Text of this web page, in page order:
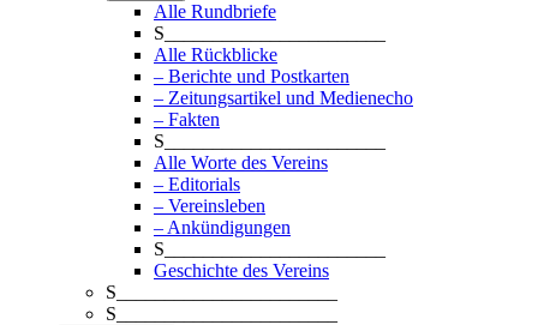
Alle Rundbriefe
S_______________________
Alle Rückblicke
– Berichte und Postkarten
– Zeitungsartikel und Medienecho
– Fakten
S_______________________
Alle Worte des Vereins
– Editorials
– Vereinsleben
– Ankündigungen
S_______________________
Geschichte des Vereins
S_______________________
S_______________________